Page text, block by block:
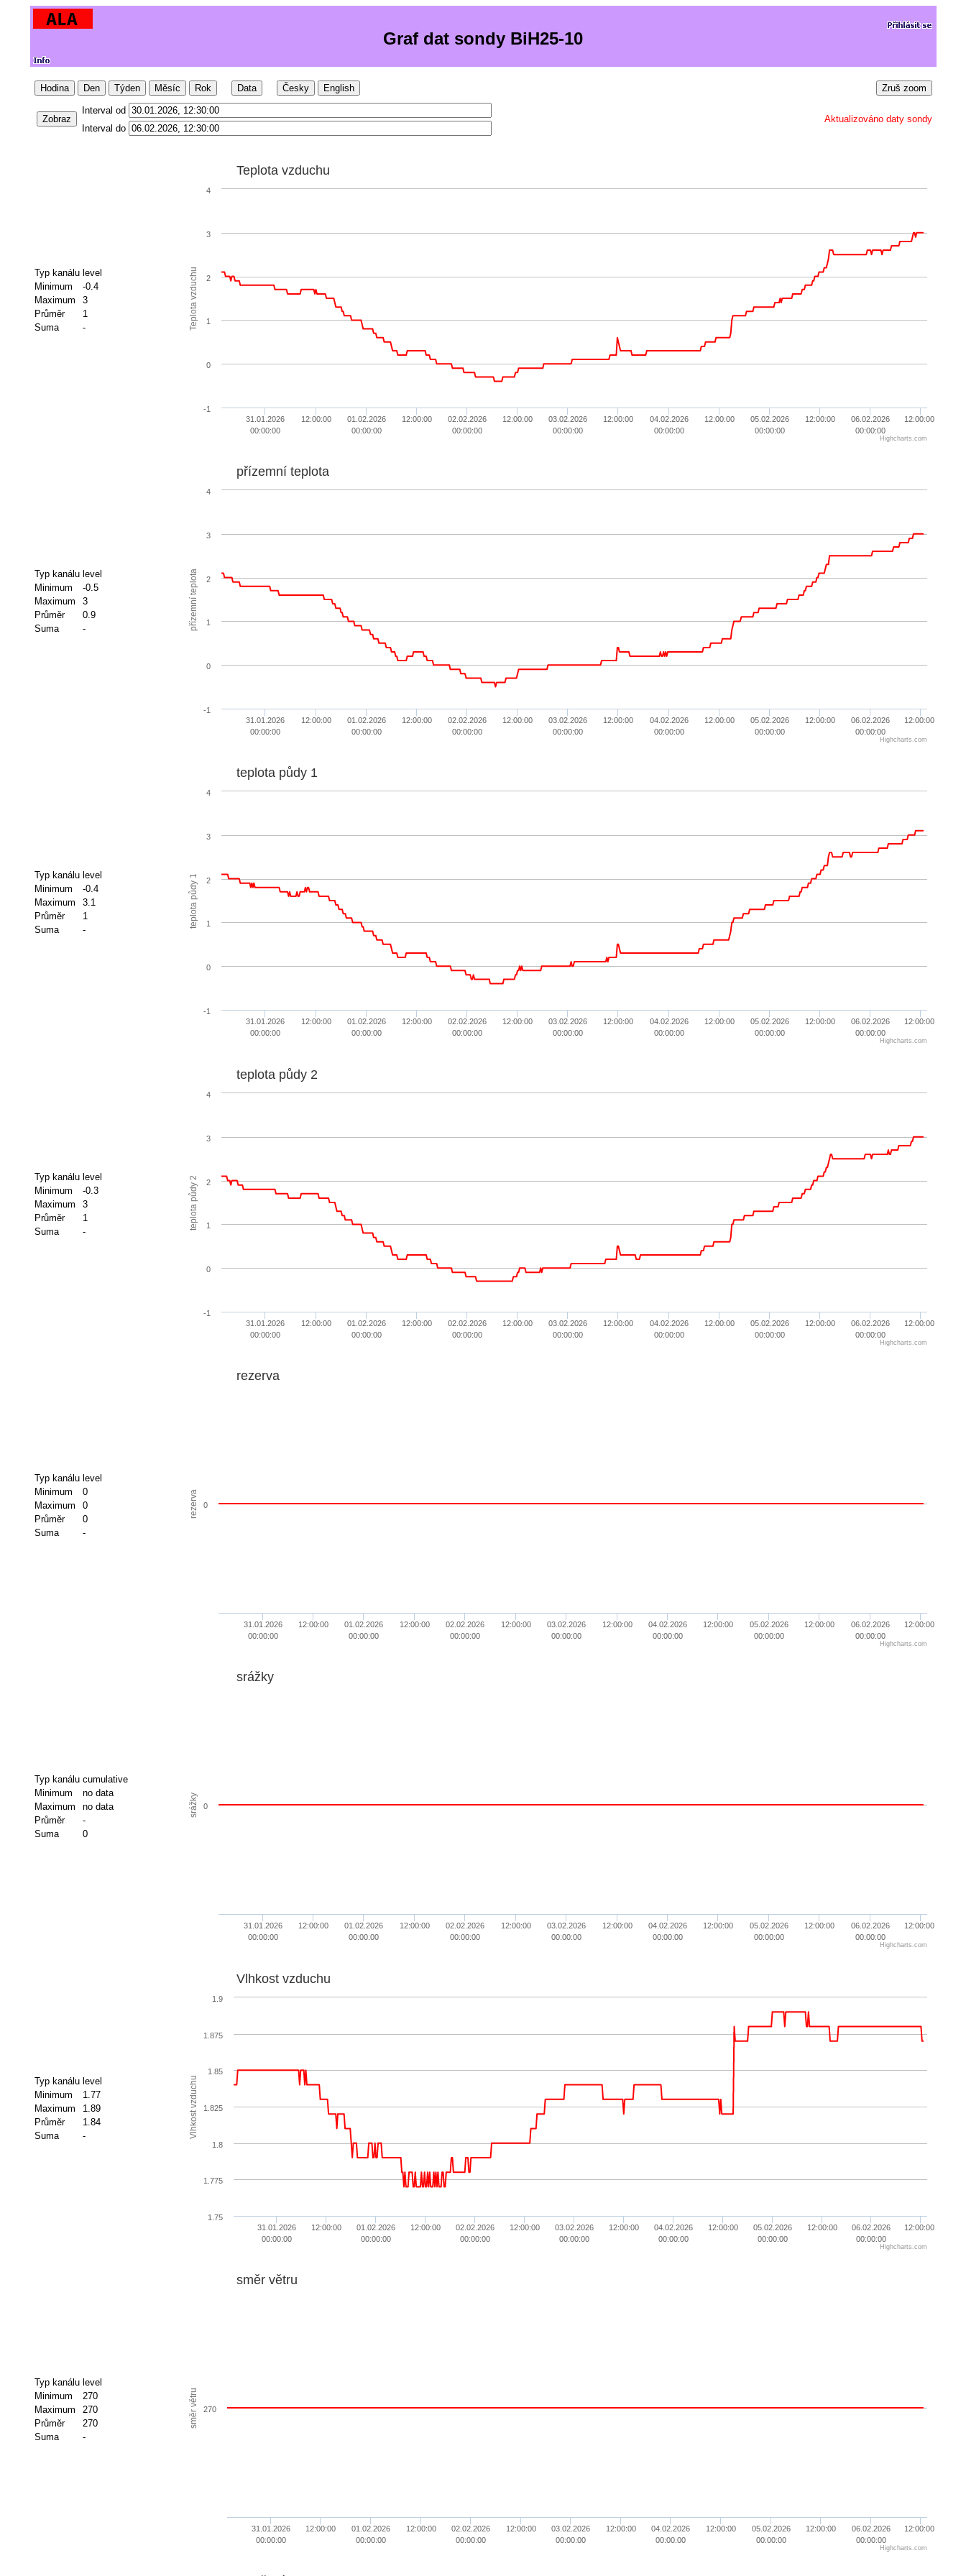
Graf dat sondy BiH25-10
Hodina Den Týden Měsíc Rok Data Česky English Zruš zoom
Zobraz
Interval od
Interval do
Aktualizováno daty sondy
Typ kanálu level
Minimum
-0.4
Maximum
3
Průměr
1
Suma
- Teplota vzduchu
Teplota vzduchu
31.01.2026
00:00:00
12:00:00
01.02.2026
00:00:00
12:00:00
02.02.2026
00:00:00
12:00:00
03.02.2026
00:00:00
12:00:00
04.02.2026
00:00:00
12:00:00
05.02.2026
00:00:00
12:00:00
06.02.2026
00:00:00
12:00:00
-1
0
1
2
3
4
Highcharts.com
Typ kanálu level
Minimum
-0.5
Maximum
3
Průměr
0.9
Suma
- přízemní teplota
přízemní teplota
31.01.2026
00:00:00
12:00:00
01.02.2026
00:00:00
12:00:00
02.02.2026
00:00:00
12:00:00
03.02.2026
00:00:00
12:00:00
04.02.2026
00:00:00
12:00:00
05.02.2026
00:00:00
12:00:00
06.02.2026
00:00:00
12:00:00
-1
0
1
2
3
4
Highcharts.com
Typ kanálu level
Minimum
-0.4
Maximum
3.1
Průměr
1
Suma
-
teplota půdy 1
teplota půdy 1
31.01.2026
00:00:00
12:00:00
01.02.2026
00:00:00
12:00:00
02.02.2026
00:00:00
12:00:00
03.02.2026
00:00:00
12:00:00
04.02.2026
00:00:00
12:00:00
05.02.2026
00:00:00
12:00:00
06.02.2026
00:00:00
12:00:00
-1
0
1
2
3
4
Highcharts.com
Typ kanálu level
Minimum
-0.3
Maximum
3
Průměr
1
Suma
-
teplota půdy 2
teplota půdy 2
31.01.2026
00:00:00
12:00:00
01.02.2026
00:00:00
12:00:00
02.02.2026
00:00:00
12:00:00
03.02.2026
00:00:00
12:00:00
04.02.2026
00:00:00
12:00:00
05.02.2026
00:00:00
12:00:00
06.02.2026
00:00:00
12:00:00
-1
0
1
2
3
4
Highcharts.com
Typ kanálu level
Minimum
0
Maximum
0
Průměr
0
Suma
-
rezerva
rezerva
31.01.2026
00:00:00
12:00:00
01.02.2026
00:00:00
12:00:00
02.02.2026
00:00:00
12:00:00
03.02.2026
00:00:00
12:00:00
04.02.2026
00:00:00
12:00:00
05.02.2026
00:00:00
12:00:00
06.02.2026
00:00:00
12:00:00
0
Highcharts.com
Typ kanálu cumulative
Minimum
no data
Maximum
no data
Průměr
-
Suma
0
srážky
srážky
31.01.2026
00:00:00
12:00:00
01.02.2026
00:00:00
12:00:00
02.02.2026
00:00:00
12:00:00
03.02.2026
00:00:00
12:00:00
04.02.2026
00:00:00
12:00:00
05.02.2026
00:00:00
12:00:00
06.02.2026
00:00:00
12:00:00
0
Highcharts.com
Typ kanálu level
Minimum
1.77
Maximum
1.89
Průměr
1.84
Suma
- Vlhkost vzduchu
Vlhkost vzduchu
31.01.2026
00:00:00
12:00:00
01.02.2026
00:00:00
12:00:00
02.02.2026
00:00:00
12:00:00
03.02.2026
00:00:00
12:00:00
04.02.2026
00:00:00
12:00:00
05.02.2026
00:00:00
12:00:00
06.02.2026
00:00:00
12:00:00
1.75
1.775
1.8
1.825
1.85
1.875
1.9
Highcharts.com
Typ kanálu level
Minimum
270
Maximum
270
Průměr
270
Suma
-
směr větru
směr větru
31.01.2026
00:00:00
12:00:00
01.02.2026
00:00:00
12:00:00
02.02.2026
00:00:00
12:00:00
03.02.2026
00:00:00
12:00:00
04.02.2026
00:00:00
12:00:00
05.02.2026
00:00:00
12:00:00
06.02.2026
00:00:00
12:00:00
270
Highcharts.com